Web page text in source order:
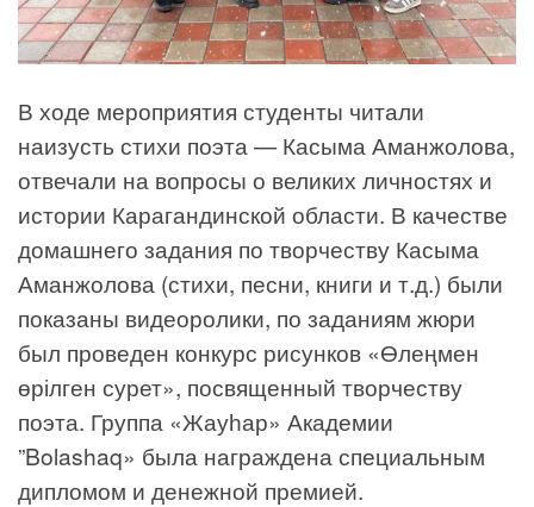
В ходе мероприятия студенты читали
наизусть стихи поэта — Касыма Аманжолова,
отвечали на вопросы о великих личностях и
истории Карагандинской области. В качестве
домашнего задания по творчеству Касыма
Аманжолова (стихи, песни, книги и т.д.) были
показаны видеоролики, по заданиям жюри
был проведен конкурс рисунков «Өлеңмен
өрілген сурет», посвященный творчеству
поэта. Группа «Жауһар» Академии
”Bolashaq» была награждена специальным
дипломом и денежной премией.